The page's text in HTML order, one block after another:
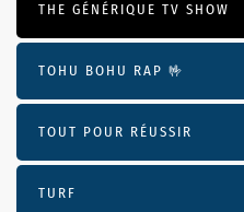
THE GÉNÉRIQUE TV SHOW
TOHU BOHU RAP 🤟
TOUT POUR RÉUSSIR
TURF